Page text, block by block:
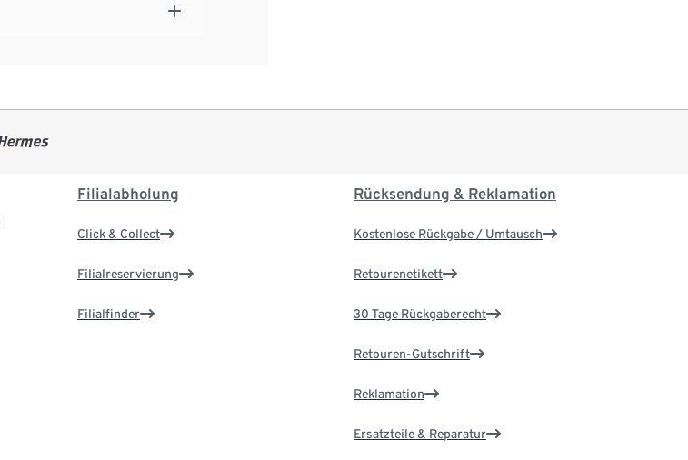
Filialabholung
Click & Collect
Filialreservierung
Filialfinder
Rücksendung & Reklamation
Kostenlose Rückgabe / Umtausch
Retourenetikett
30 Tage Rückgaberecht
Retouren-Gutschrift
Reklamation
Ersatzteile & Reparatur